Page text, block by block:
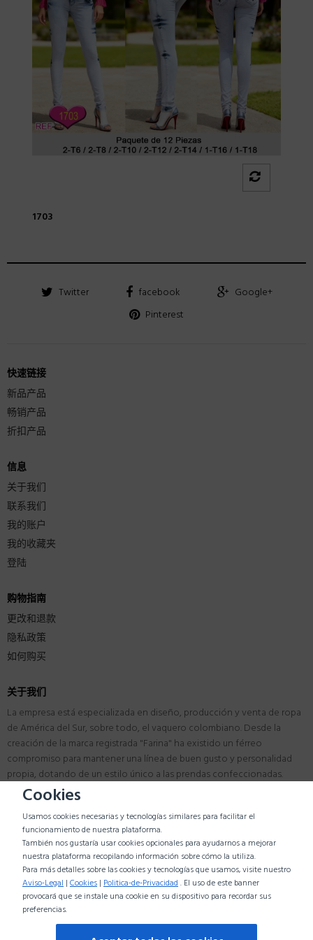
1703
Twitter facebook
Google+
Pinterest
快速链接
新品产品
畅销产品
折扣产品
信息
关于我们
联系我们
我的账户
我的收藏夹
登陆
购物指南
更改和退款
隐私政策
如何购买
关于我们
La empresa está especializada en diseño, producción y venta de ropa
de América del Sur, sobre todo, el vaquero colombiano. Desde la
creación de la marca registrada "Farina" ha existido un férreo
compromiso para mantener una línea de buen gusto y personalidad
propia, dotando de un estilo único a las prendas confeccionadas.
地址
DOJEANS MODA LATINA S.L.
CIF: B87789079
Madrid España
Tel:0034 910 590 866
WhatsApp:0034-688005280
clientes@dojeans.es
Cookies
Usamos cookies necesarias y tecnologías similares para facilitar el
funcionamiento de nuestra plataforma.
También nos gustaría usar cookies opcionales para ayudarnos a mejorar
nuestra plataforma recopilando información sobre cómo la utiliza.
Para más detalles sobre las cookies y tecnologías que usamos, visite nuestro
Aviso-Legal | Cookies | Politica-de-Privacidad. El uso de este banner
provocará que se instale una cookie en su dispositivo para recordar sus
preferencias.